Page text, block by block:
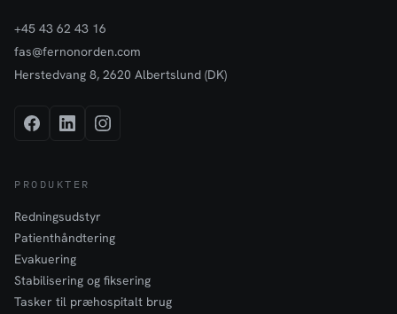
+45 43 62 43 16
fas@fernonorden.com
Herstedvang 8, 2620 Albertslund (DK)
PRODUKTER
Redningsudstyr
Patienthåndtering
Evakuering
Stabilisering og fiksering
Tasker til præhospitalt brug